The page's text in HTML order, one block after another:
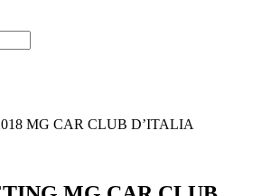
MG CAR CLUB D’ITALIA